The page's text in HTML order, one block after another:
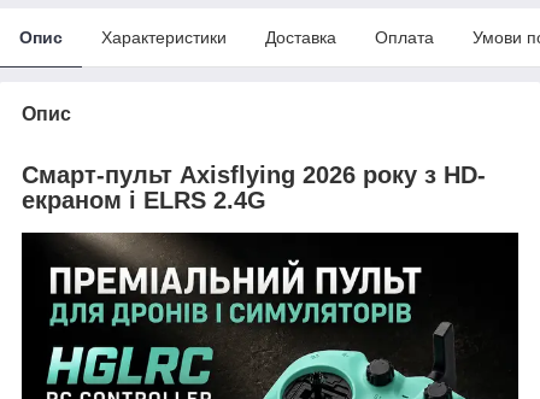
Опис Характеристики Доставка Оплата Умови
Опис
Смарт-пульт Axisflying 2026 року з HD-
екраном і ELRS 2.4G